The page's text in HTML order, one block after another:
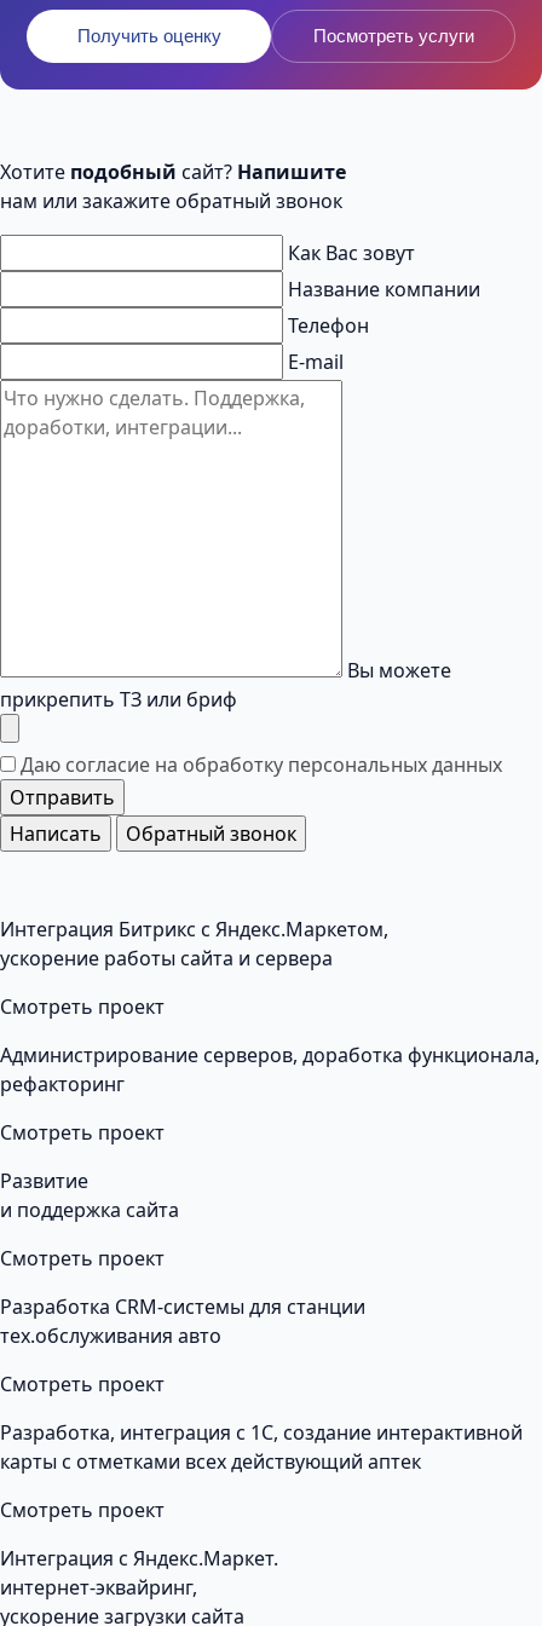
Получить оценку Посмотреть услуги
Хотите подобный сайт? Напишите
нам или закажите обратный звонок
Как Вас зовут
Название компании
Телефон
E-mail
Вы можете
прикрепить ТЗ или бриф
Даю согласие на обработку персональных данных
Отправить
Написать
Обратный звонок
Интеграция Битрикс с Яндекс.Маркетом,
ускорение работы сайта и сервера
Смотреть проект
Администрирование серверов, доработка функционала,
рефакторинг
Смотреть проект
Развитие
и поддержка сайта
Смотреть проект
Разработка CRM-системы для станции
тех.обслуживания авто
Смотреть проект
Разработка, интеграция с 1С, создание интерактивной
карты с отметками всех действующий аптек
Смотреть проект
Интеграция с Яндекс.Маркет.
интернет-эквайринг,
ускорение загрузки сайта